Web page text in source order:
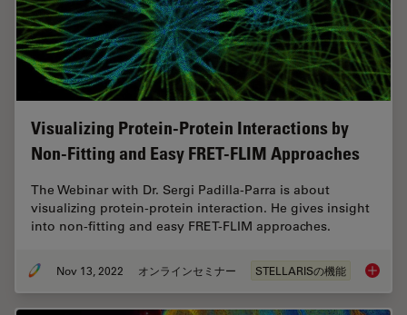
Visualizing Protein-Protein Interactions by
Non-Fitting and Easy FRET-FLIM Approaches
The Webinar with Dr. Sergi Padilla-Parra is about
visualizing protein-protein interaction. He gives insight
into non-fitting and easy FRET-FLIM approaches.
Nov 13, 2022 オンラインセミナー STELLARISの機能